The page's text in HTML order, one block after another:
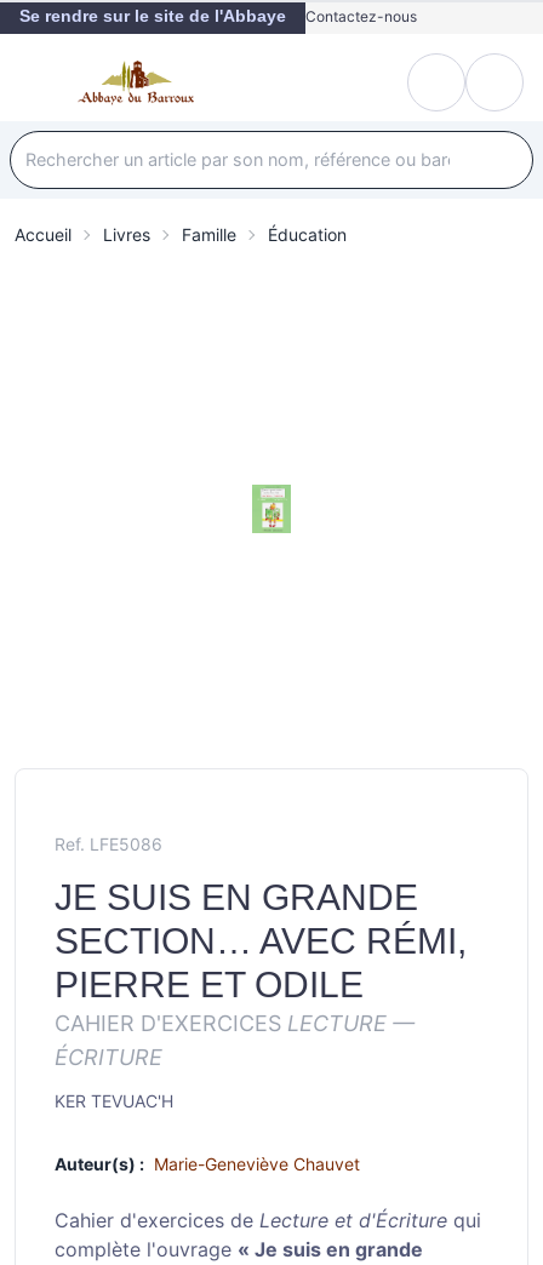
Se rendre sur le site de l'Abbaye Contactez-nous
Accueil Livres Famille Éducation
Ref. LFE5086
JE SUIS EN GRANDE
SECTION… AVEC RÉMI,
PIERRE ET ODILE
CAHIER D'EXERCICES LECTURE —
ÉCRITURE
KER TEVUAC'H
Auteur(s) : Marie-Geneviève Chauvet
Cahier d'exercices de Lecture et d'Écriture qui
complète l'ouvrage « Je suis en grande